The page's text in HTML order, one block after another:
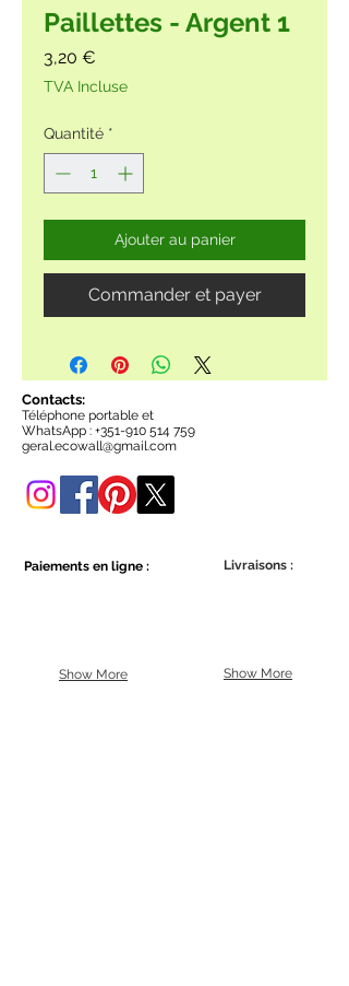
Paillettes - Argent 1
3,20 €
TVA Incluse
Quantité *
Ajouter au panier
Commander et payer
Contacts:
Téléphone portable et
WhatsApp : +351-910 514 759
geral.ecowall@gmail.com
Paiements en ligne :
Show More
Livraisons :
Show More